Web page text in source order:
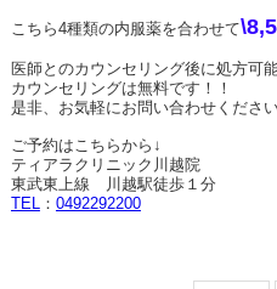
こちら4種類の内服薬を合わせて
医師とのカウンセリング後に処方可
カウンセリングは無料です！！
是非、お気軽にお問い合わせくださ
ご予約はこちらから↓
ティアラクリニック川越院
東武東上線 川越駅徒歩１分
TEL： 0492292200